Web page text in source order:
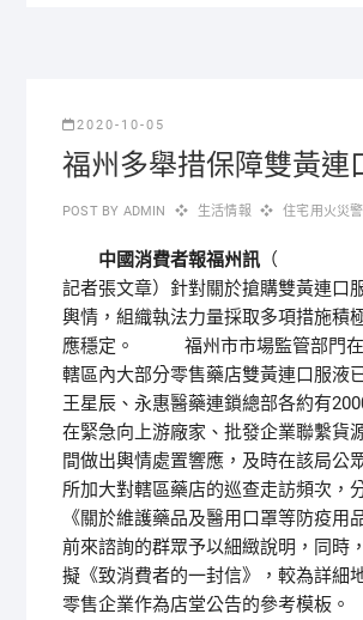
2020-10-05
福州多舉措保障雙黃連
POST BY ADMIN 生活情報 住宅用火災
中國消費者報福州訊 （
記者張文章）針對關於搶購雙黃連口
輿情，組織執法力量採取多項措施積
應穩定。 福州市市場監管部門在第
轄區內大部分零售藥店雙黃連口服液
王星辰、永惠醫藥連鎖總部各約有
在緊急向上游廠家、批發企業聯繫
間做出輿情處置響應，及時在該局公
所加大對轄區藥店的巡查走訪頻次，
《關於維護藥品及醫用口罩等防疫
前來諮詢的群眾予以細緻說明，同時
擬《致消費者的一封信》，較為詳細
零售企業作為店堂公告的參考模板